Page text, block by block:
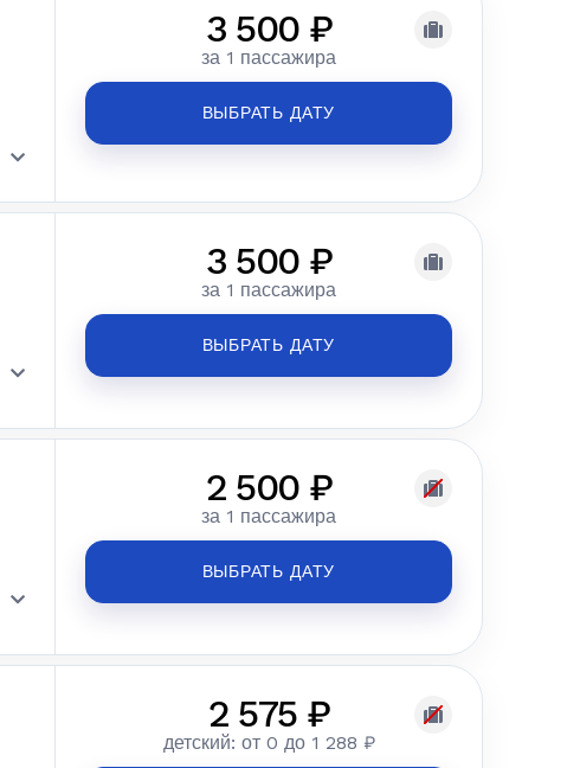
3 500 ₽
за 1 пассажира
ВЫБРАТЬ ДАТУ
3 500 ₽
за 1 пассажира
ВЫБРАТЬ ДАТУ
2 500 ₽
за 1 пассажира
ВЫБРАТЬ ДАТУ
2 575 ₽
детский: от 0 до 1 288 ₽